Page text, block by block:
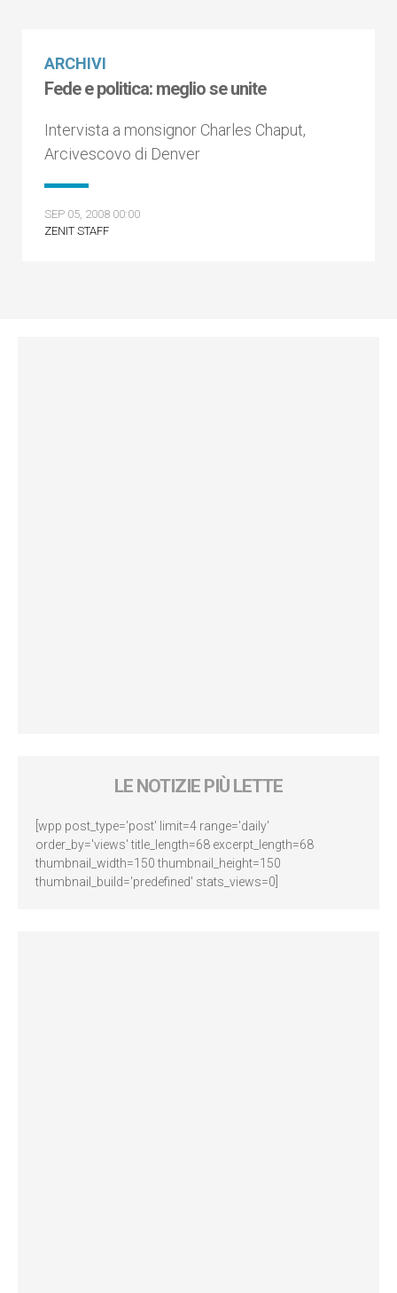
ARCHIVI
Fede e politica: meglio se unite
Intervista a monsignor Charles Chaput,
Arcivescovo di Denver
SEP 05, 2008 00:00
ZENIT STAFF
LE NOTIZIE PIÙ LETTE
[wpp post_type='post' limit=4 range='daily'
order_by='views' title_length=68 excerpt_length=68
thumbnail_width=150 thumbnail_height=150
thumbnail_build='predefined' stats_views=0]